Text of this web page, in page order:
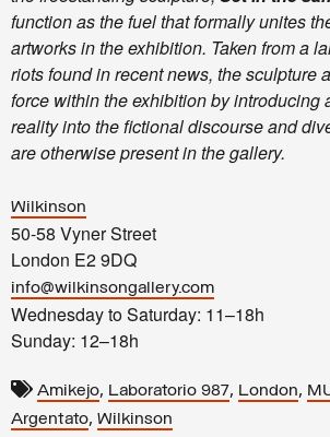
function as the fuel that formally unites
artworks in the exhibition. Taken from a
riots found in recent news, the sculpture
force within the exhibition by introducing
reality into the fictional discourse and
are otherwise present in the gallery.
Wilkinson
50-58 Vyner Street
London E2 9DQ
info@wilkinsongallery.com
Wednesday to Saturday: 11–18h
Sunday: 12–18h
Amikejo, Laboratorio 987, London,
Argentato, Wilkinson